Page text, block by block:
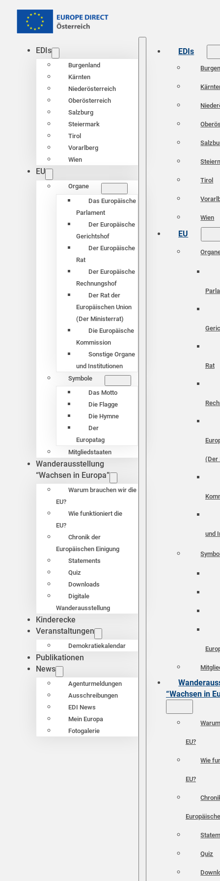
EDIs
Burgenland
Kärnten
Niederösterreich
Oberösterreich
Salzburg
Steiermark
Tirol
Vorarlberg
Wien
EU
Organe
Das Europäische
Parlament
Der Europäische
Gerichtshof
Der Europäische
Rat
Der Europäische
Rechnungshof
Der Rat der
Europäischen Union
(Der Ministerrat)
Die Europäische
Kommission
Sonstige Organe
und Institutionen
Symbole
Das Motto
Die Flagge
Die Hymne
Der
Europatag
Mitgliedstaaten
Wanderausstellung
“Wachsen in Europa”
Warum brauchen wir die
EU?
Wie funktioniert die
EU?
Chronik der
Europäischen Einigung
Statements
Quiz
Downloads
Digitale
Wanderausstellung
Kinderecke
Veranstaltungen
Demokratiekalendar
Publikationen
News
Agenturmeldungen
Ausschreibungen
EDI News
Mein Europa
Fotogalerie
EDIs
Tirol
Wien
EU
Rat
(Der
und
“Wachsen in
EU?
Wie
EU?
Quiz